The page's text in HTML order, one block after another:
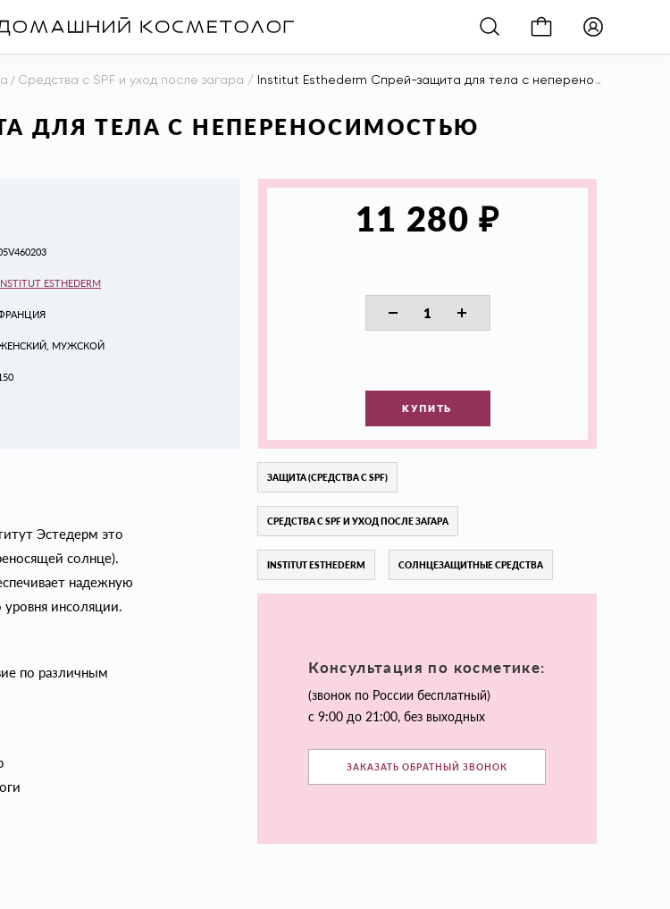
/ Средства с SPF и уход после загара / Institut Esthederm Спрей-защита для тела с непереносимостью солнца, 150 мл
ДЛЯ ТЕЛА С НЕПЕРЕНОСИМОСТЬЮ
ESTHEDERM
МУЖСКОЙ
11 280 ₽
КУПИТЬ
Эстедерм это
солнце).
надежную
инсоляции.
по различным
ЗАЩИТА (СРЕДСТВА С SPF)
СРЕДСТВА С SPF И УХОД ПОСЛЕ ЗАГАРА
INSTITUT ESTHEDERM СОЛНЦЕЗАЩИТНЫЕ СРЕДСТВА
Консультация по косметике:
(звонок по России бесплатный)
с 9:00 до 21:00, без выходных
ЗАКАЗАТЬ ОБРАТНЫЙ ЗВОНОК